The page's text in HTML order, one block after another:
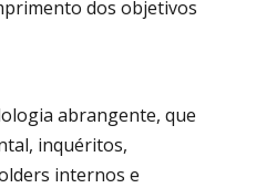
dos objetivos
abrangente, que
inquéritos,
internos e